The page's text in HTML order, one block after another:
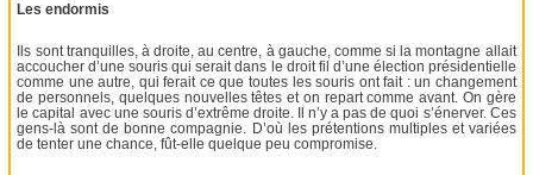
Les endormis
Ils sont tranquilles, à droite, au centre, à gauche, comme si la montagne allait
accoucher d’une souris qui serait dans le droit fil d’une élection présidentielle
comme une autre, qui ferait ce que toutes les souris ont fait : un changement
de personnels, quelques nouvelles têtes et on repart comme avant. On gère
le capital avec une souris d’extrême droite. Il n’y a pas de quoi s’énerver. Ces
gens-là sont de bonne compagnie. D’où les prétentions multiples et variées
de tenter une chance, fût-elle quelque peu compromise.